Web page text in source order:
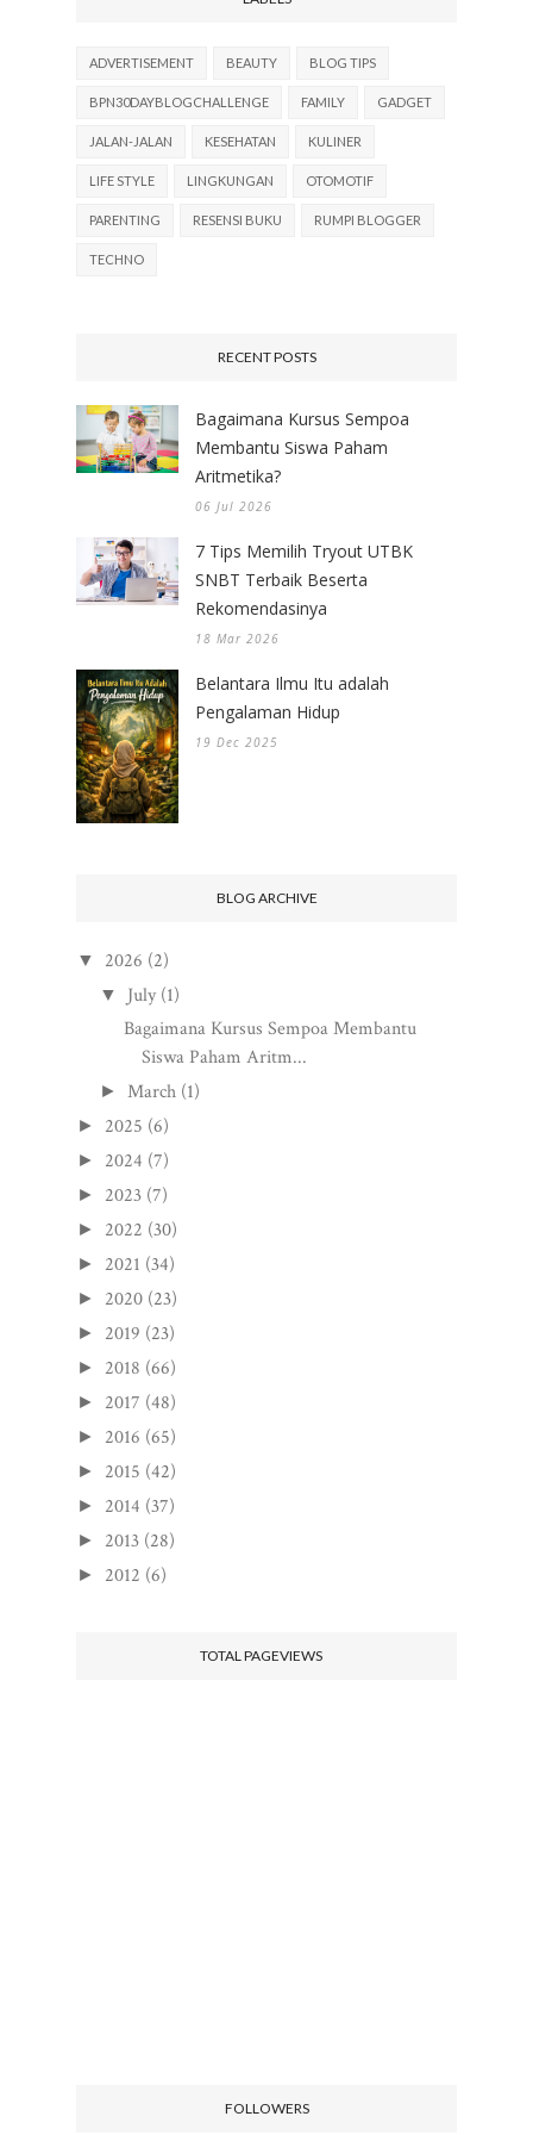
ADVERTISEMENT BEAUTY BLOG TIPS
BPN30DAYBLOGCHALLENGE FAMILY GADGET
JALAN-JALAN KESEHATAN KULINER
LIFE STYLE LINGKUNGAN OTOMOTIF
PARENTING RESENSI BUKU RUMPI BLOGGER
TECHNO
RECENT POSTS
Bagaimana Kursus Sempoa
Membantu Siswa Paham
Aritmetika?
06 Jul 2026
7 Tips Memilih Tryout UTBK
SNBT Terbaik Beserta
Rekomendasinya
18 Mar 2026
Belantara Ilmu Itu adalah
Pengalaman Hidup
19 Dec 2025
BLOG ARCHIVE
▼ 2026 (2)
▼ July (1)
Bagaimana Kursus Sempoa Membantu
Siswa Paham Aritm...
► March (1)
► 2025 (6)
► 2024 (7)
► 2023 (7)
► 2022 (30)
► 2021 (34)
► 2020 (23)
► 2019 (23)
► 2018 (66)
► 2017 (48)
► 2016 (65)
► 2015 (42)
► 2014 (37)
► 2013 (28)
► 2012 (6)
TOTAL PAGEVIEWS
FOLLOWERS